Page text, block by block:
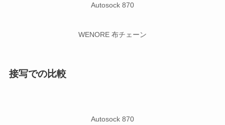
Autosock 870
WENORE 布チェーン
接写での比較
Autosock 870